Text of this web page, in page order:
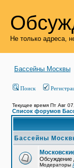
Не только адреса,
Бассейны Москвы
Поиск
Текущее время Пт Авг
Список форумов
Бассейны
Обсуждение
Модераторы